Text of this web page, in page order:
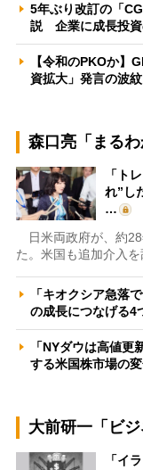
5年ぶり改訂の「
説 企業に成長投
【令和のPKOか】
資拡大」発言の波
森口亮「まるわ
「ト
れ”し
…
日米両政府が、約28
た。米国も追加介入
「キオクシア急落
の成長につなげる
「NYダウは高値
する米国株市場の
大前研一「ビ
「イ